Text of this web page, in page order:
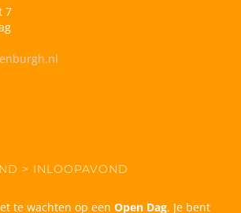
7
> INLOOPAVOND
te wachten op een Open Dag. Je bent